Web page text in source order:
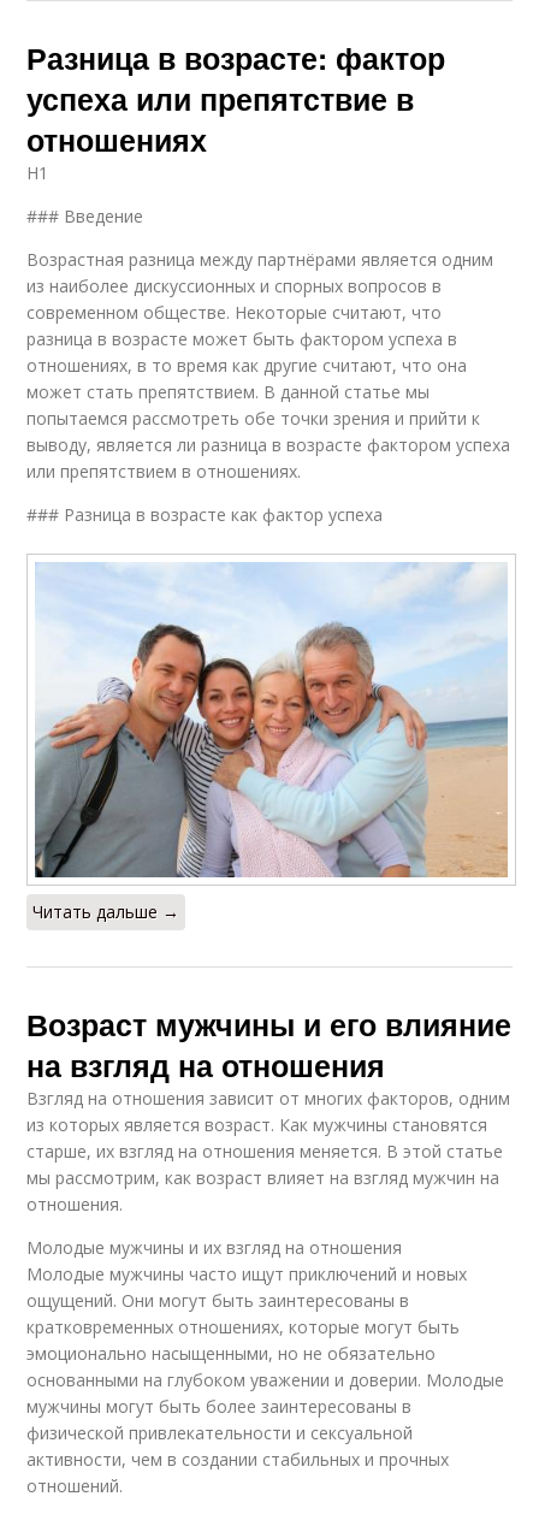
Разница в возрасте: фактор
успеха или препятствие в
отношениях
H1
### Введение
Возрастная разница между партнёрами является одним
из наиболее дискуссионных и спорных вопросов в
современном обществе. Некоторые считают, что
разница в возрасте может быть фактором успеха в
отношениях, в то время как другие считают, что она
может стать препятствием. В данной статье мы
попытаемся рассмотреть обе точки зрения и прийти к
выводу, является ли разница в возрасте фактором успеха
или препятствием в отношениях.
### Разница в возрасте как фактор успеха
Читать дальше →
Возраст мужчины и его влияние
на взгляд на отношения
Взгляд на отношения зависит от многих факторов, одним
из которых является возраст. Как мужчины становятся
старше, их взгляд на отношения меняется. В этой статье
мы рассмотрим, как возраст влияет на взгляд мужчин на
отношения.
Молодые мужчины и их взгляд на отношения
Молодые мужчины часто ищут приключений и новых
ощущений. Они могут быть заинтересованы в
кратковременных отношениях, которые могут быть
эмоционально насыщенными, но не обязательно
основанными на глубоком уважении и доверии. Молодые
мужчины могут быть более заинтересованы в
физической привлекательности и сексуальной
активности, чем в создании стабильных и прочных
отношений.